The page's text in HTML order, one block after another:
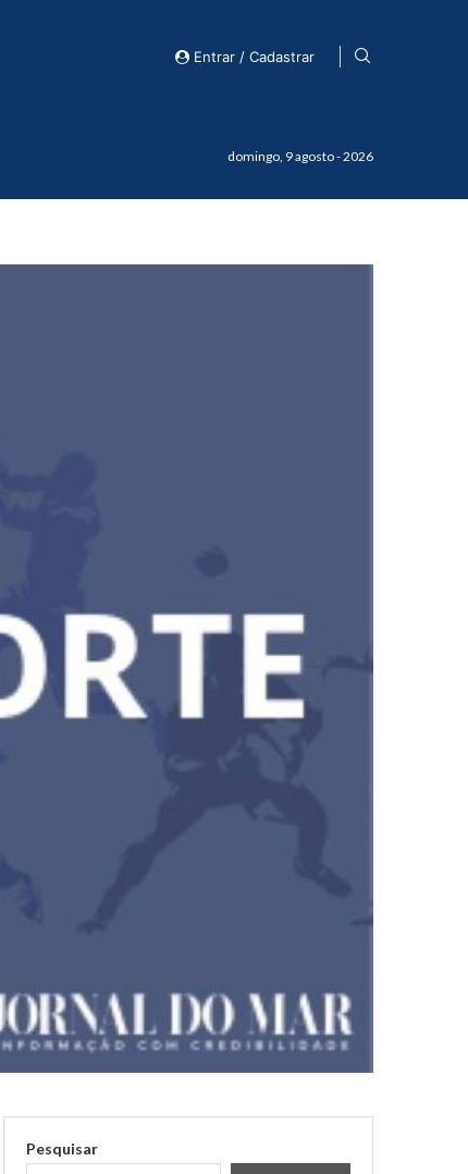
Entrar / Cadastrar
domingo, 9 agosto - 2026
Pesquisar